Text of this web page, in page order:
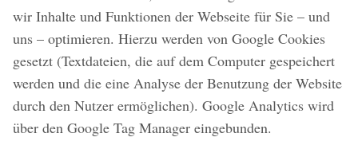
wir Inhalte und Funktionen der Webseite für Sie – und
uns – optimieren. Hierzu werden von Google Cookies
gesetzt (Textdateien, die auf dem Computer gespeichert
werden und die eine Analyse der Benutzung der Website
durch den Nutzer ermöglichen). Google Analytics wird
über den Google Tag Manager eingebunden.